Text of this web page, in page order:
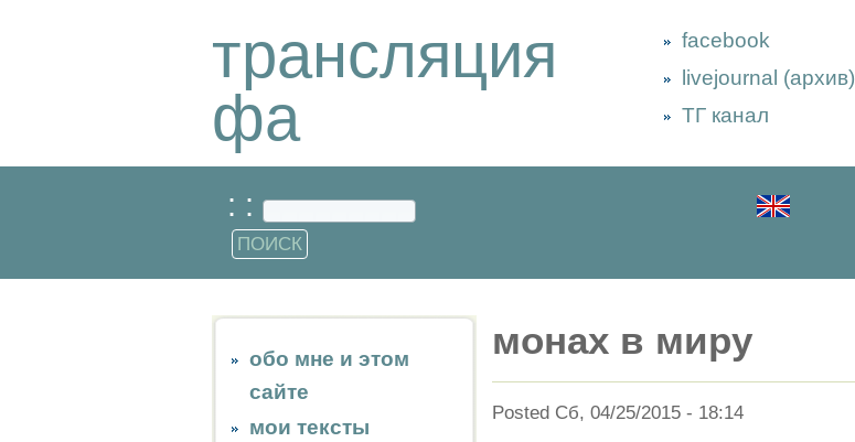
трансляция
фа
facebook
livejournal (архив)
ТГ канал
: :
обо мне и этом
сайте
мои тексты
монах в миру
Posted Сб, 04/25/2015 - 18:14